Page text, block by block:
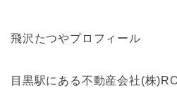
飛沢たつやプロフィール
目黒駅にある不動産会社(株